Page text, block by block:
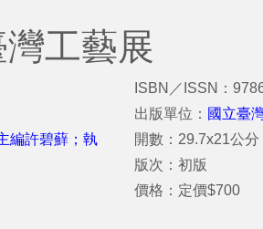
工藝展
編許碧蘚；執
ISBN／ISSN：
出版單位： 國立臺
開數：29.7x21公分
版次：初版
價格：定價$700